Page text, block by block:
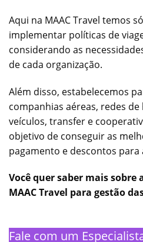
Aqui na MAAC Travel temos
implementar políticas de
considerando as
de cada organização.
Além disso, estabelecemos
companhias aéreas, redes
veículos, transfer e
objetivo de conseguir as
pagamento e descontos para
Você quer saber mais sobre
MAAC Travel para gestão
Fale com um